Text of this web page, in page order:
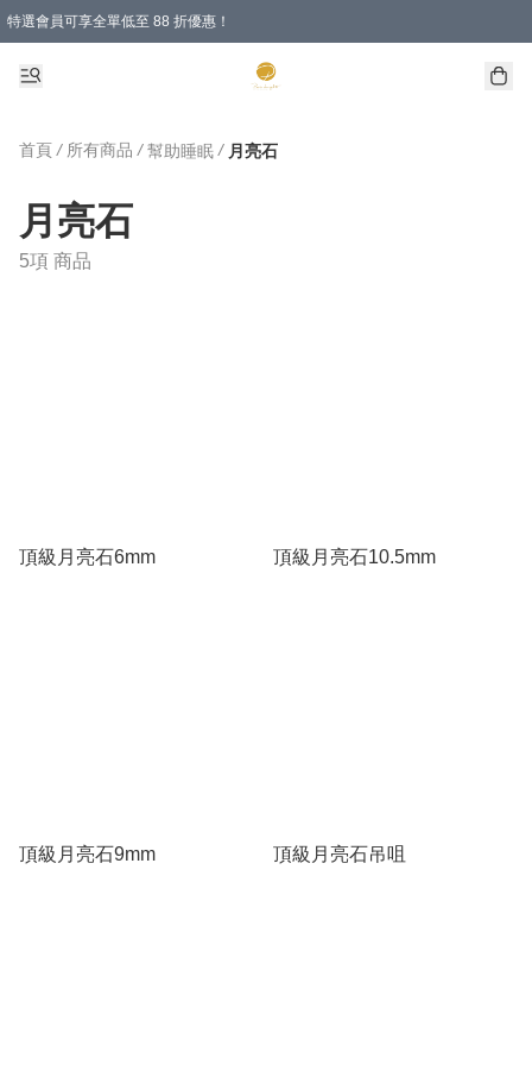
特選會員可享全單低至 88 折優惠！
購物滿 HKD 1000.00即享免運費優惠！（適用於 特定的送貨方式 )
首頁 / 所有商品 / 幫助睡眠 / 月亮石
月亮石
5項 商品
頂級月亮石6mm 頂級月亮石10.5mm
頂級月亮石9mm 頂級月亮石吊咀